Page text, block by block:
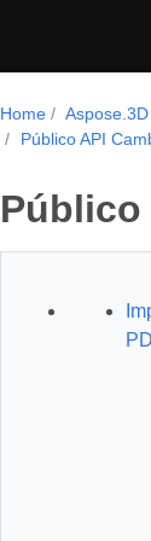
Home
Público API
Público